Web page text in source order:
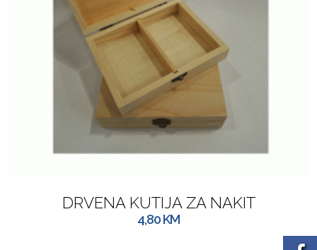
DRVENA KUTIJA ZA NAKIT
4,80KM